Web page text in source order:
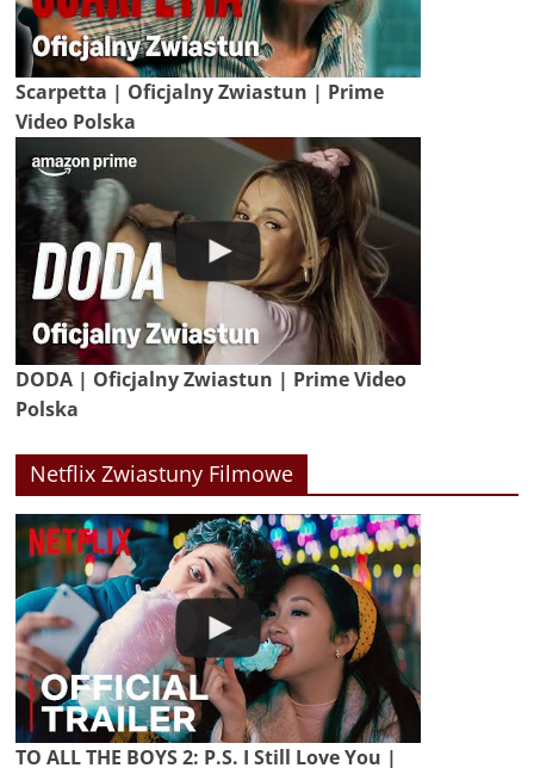
Scarpetta | Oficjalny Zwiastun | Prime
Video Polska
DODA | Oficjalny Zwiastun | Prime Video
Polska
Netflix Zwiastuny Filmowe
TO ALL THE BOYS 2: P.S. I Still Love You |